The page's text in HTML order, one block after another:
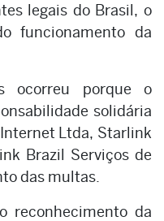
legais do Brasil, o
funcionamento da
ocorreu porque o
solidária
Ltda, Starlink
Brazil Serviços de
das multas.
reconhecimento da